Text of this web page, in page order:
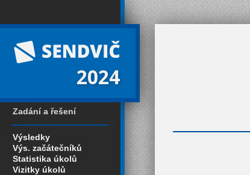
2024
Zadání a řešení
Výsledky
Výs. začátečníků
Statistika úkolů
Vizitky úkolů